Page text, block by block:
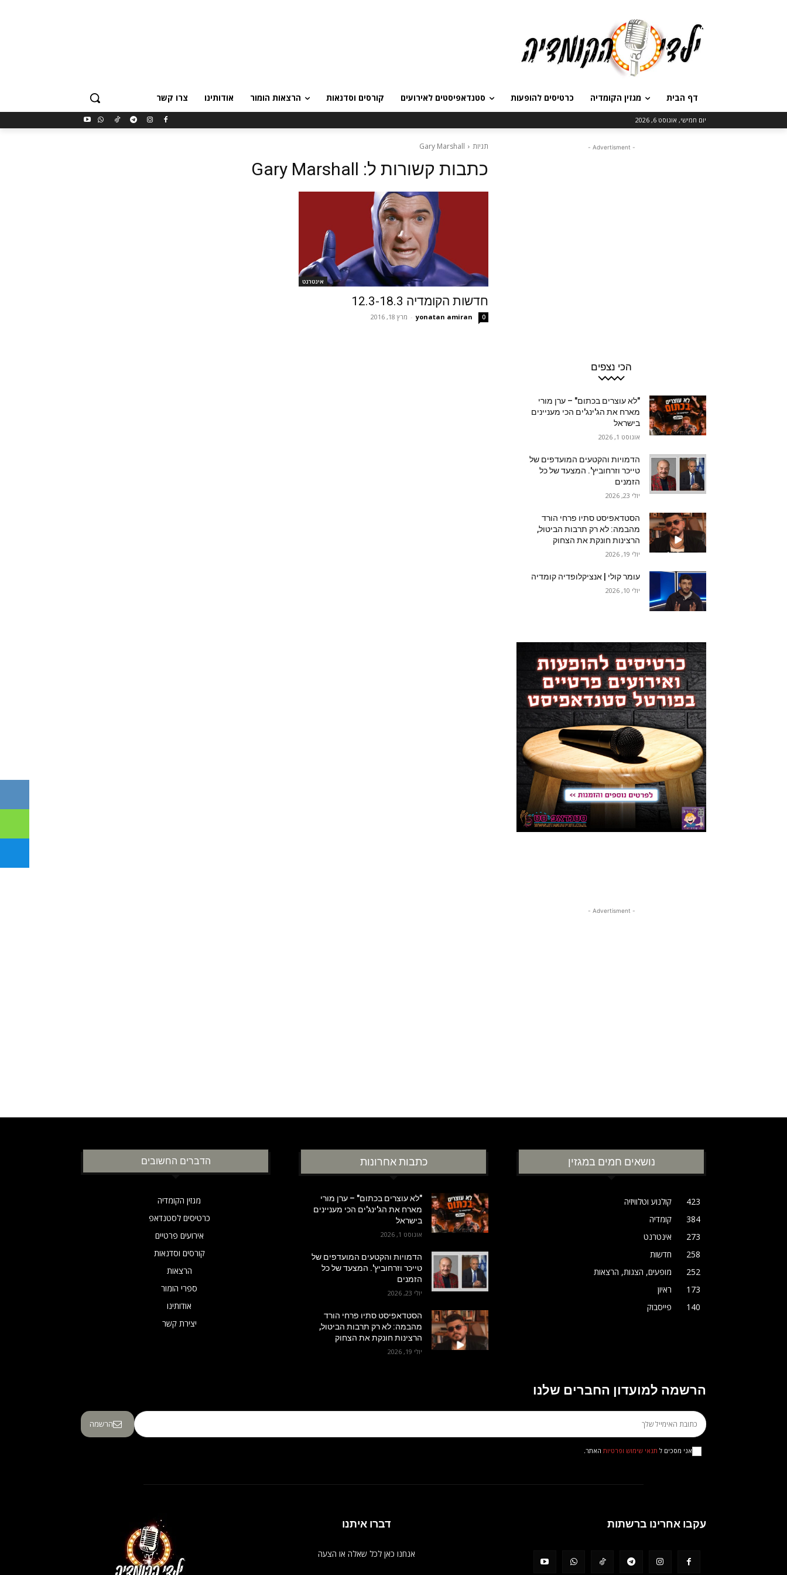
דף הבית מגזין הקומדיה כרטיסים להופעות סטנדאפיסטים לאירועים קורסים וסדנאות הרצאות הומור אודותינו צרו קשר
יום חמישי, אוגוסט 6, 2026
תגיות Gary Marshall
כתבות קשורות ל: Gary Marshall
אינטרנט
חדשות הקומדיה 12.3-18.3
yonatan amiran
- מרץ 18, 2016 0
- Advertisment -
הכי נצפים
"לא עוצרים בכתום" – ערן מורי
מארח את הג'ינג'ים הכי מעניינים
בישראל
אוגוסט 1, 2026
הדמויות והקטעים המועדפים של
טייכר וזרחוביץ'. המצעד של כל
הזמנים
יולי 23, 2026
הסטדאפיסט סתיו פרחי הורד
מהבמה: לא רק תרבות הביטול,
הרצינות חונקת את הצחוק
יולי 19, 2026
עומר קולי | אנציקלופדיה קומדיה
יולי 10, 2026
- Advertisment -
הדברים החשובים
מגזין הקומדיה
כרטיסים לסטנדאפ
אירועים פרטיים
קורסים וסדנאות
הרצאות
ספרי הומור
אודותינו
יצירת קשר
כתבות אחרונות
"לא עוצרים בכתום" – ערן מורי
מארח את הג'ינג'ים הכי מעניינים
בישראל
אוגוסט 1, 2026
הדמויות והקטעים המועדפים של
טייכר וזרחוביץ'. המצעד של כל
הזמנים
יולי 23, 2026
הסטדאפיסט סתיו פרחי הורד
מהבמה: לא רק תרבות הביטול,
הרצינות חונקת את הצחוק
יולי 19, 2026
נושאים חמים במגזין
קולנוע וטלוויזיה
423
קומדיה
384
אינטרנט
273
חדשות
258
מופעים, הצגות, הרצאות
252
ראיון
173
פייסבוק
140
הרשמה למועדון החברים שלנו
הרשמה
אני מסכים ל תנאי שימוש ופרטיותהאתר.
דברו איתנו
אנחנו כאן לכל שאלה או הצעה
עקבו אחרינו ברשתות